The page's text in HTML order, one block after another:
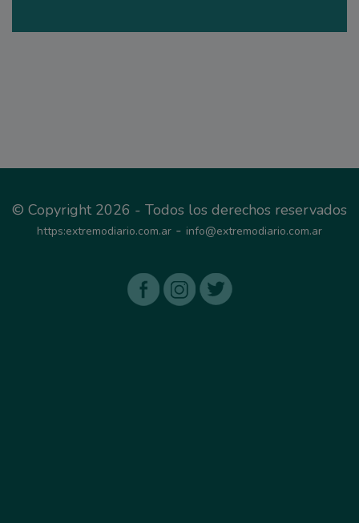
© Copyright 2026 - Todos los derechos reservados
https:extremodiario.com.ar - info@extremodiario.com.ar